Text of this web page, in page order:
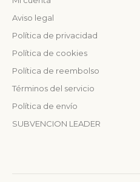
Aviso legal
Política de privacidad
Política de cookies
Política de reembolso
Términos del servicio
Política de envío
SUBVENCION LEADER